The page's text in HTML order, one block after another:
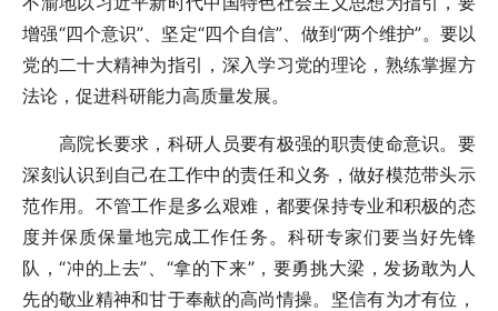
增强“四个意识”、坚定“四个自信”、做到“两个维护”。要以
党的二十大精神为指引，深入学习党的理论，熟练掌握方
法论，促进科研能力高质量发展。
高院长要求，科研人员要有极强的职责使命意识。要
深刻认识到自己在工作中的责任和义务，做好模范带头示
范作用。不管工作是多么艰难，都要保持专业和积极的态
度并保质保量地完成工作任务。科研专家们要当好先锋
队，“冲的上去”、“拿的下来”，要勇挑大梁，发扬敢为人
先的敬业精神和甘于奉献的高尚情操。坚信有为才有位，